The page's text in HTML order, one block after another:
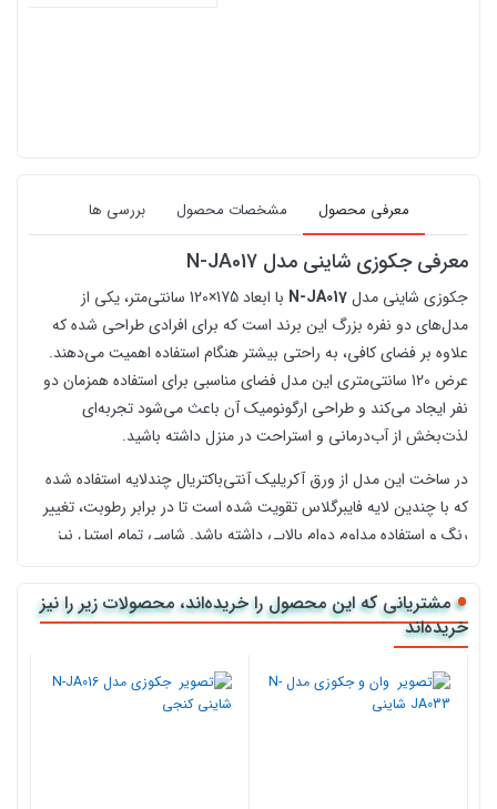
معرفی محصول مشخصات محصول بررسی ها
معرفی جکوزی شاینی مدل N-JA017
جکوزی شاینی مدلN-JA017
با ابعاد 175×120 سانتی‌متر، یکی از
مدل‌های دو نفره بزرگ این برند است که برای افرادی طراحی شده که
علاوه بر فضای کافی، به راحتی بیشتر هنگام استفاده اهمیت می‌دهند.
عرض 120 سانتی‌متری این مدل فضای مناسبی برای استفاده همزمان دو
نفر ایجاد می‌کند و طراحی ارگونومیک آن باعث می‌شود تجربه‌ای
لذت‌بخش از آب‌درمانی و استراحت در منزل داشته باشید.
در ساخت این مدل از ورق آکریلیک آنتی‌باکتریال چندلایه استفاده شده
که با چندین لایه فایبرگلاس تقویت شده است تا در برابر رطوبت، تغییر
رنگ و استفاده مداوم دوام بالایی داشته باشد. شاسی تمام استیل نیز
قدرتمند، کم‌صدا و قابل اعتماد ارائه می‌دهد. اگر قصد مشاهده سایر
محصولات این برند را دارید، صفحهوان جکوزی شاینیرا ببینید.
همچنین برای مقایسه این مدل با سایر مدل‌های تک نفره، دو نفره و
کنجی، پیشنهاد می‌کنیم صفحه خرید جکوزی خانگیرا نیز بررسی کنید.
مزایای جکوزی شاینی مدل N-JA017
مشتریانی که این محصول را خریده‌اند، محصولات زیر را نیز
خریده‌اند